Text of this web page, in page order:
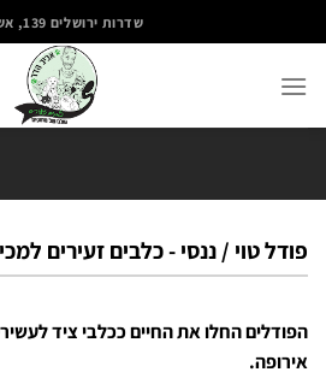
to
content
שדרות ירושלים 139, אשקלון
פודל טוי / ננסי - כלבים זעירים
הפודלים החלו את החיים ככלבי ציד
אירופה.